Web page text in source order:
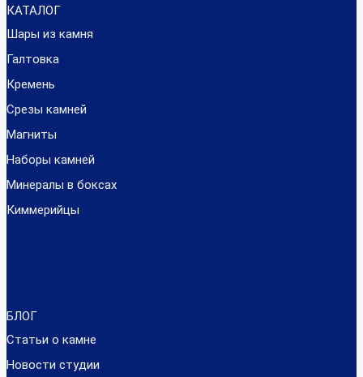
КАТАЛОГ
Шары из камня
Галтовка
Кремень
Срезы камней
Магниты
Наборы камней
Минералы в боксах
Киммерийцы
БЛОГ
Статьи о камне
Новости студии